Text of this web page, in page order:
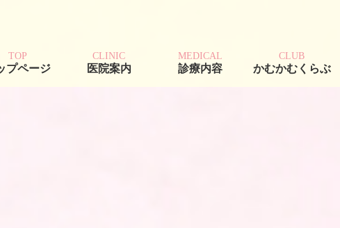
TOP
プページ
CLINIC
医院案内
MEDICAL
診療内容
CLUB
かむかむくらぶ